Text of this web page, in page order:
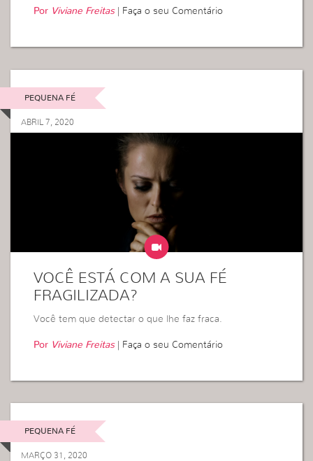
Por Viviane Freitas| Faça o seu Comentário
PEQUENA FÉ
ABRIL 7, 2020
VOCÊ ESTÁ COM A SUA FÉ
FRAGILIZADA?
Você tem que detectar o que lhe faz fraca.
Por Viviane Freitas| Faça o seu Comentário
PEQUENA FÉ
MARÇO 31, 2020